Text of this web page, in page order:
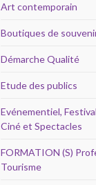
Art contemporain
Boutiques de
Démarche Qualité
Etude des publics
Evénementiel,
Ciné et Spectacles
FORMATION (S)
Tourisme